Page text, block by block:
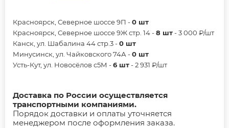
Красноярск, Северное шоссе 9П -0 шт
Красноярск, Северное шоссе 9Ж стр. 14 -8 шт- 3 000 ₽/шт
Канск, ул. Шабалина 44 стр.3 -0 шт
Минусинск, ул. Чайковского 74А -0 шт
Усть-Кут, ул. Новосёлов с5М -6 шт- 2 931 ₽/шт
Доставка по России осуществляется
транспортными компаниями.
Порядок доставки и оплаты уточняется
менеджером после оформления заказа.